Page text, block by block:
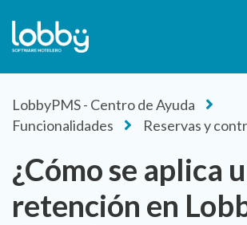
LobbyPMS - Centro de Ayuda
Funcionalidades
Reservas y
¿Cómo se aplica
retención en